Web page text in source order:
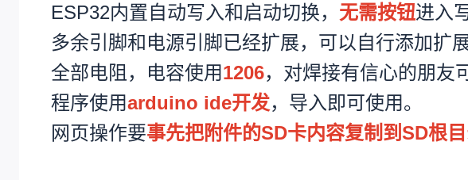
ESP32内置自动写入和启动切换， 无需按钮进入
多余引脚和电源引脚已经扩展，可以自行添加扩
全部电阻，电容使用1206，对焊接有信心的朋友
程序使用arduino ide开发，导入即可使用。
网页操作要事先把附件的SD卡内容复制到SD根